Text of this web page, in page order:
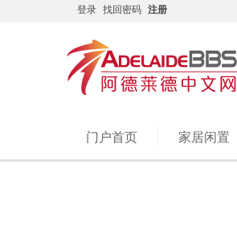
登录 找回密码 注册
门户首页 家居闲置